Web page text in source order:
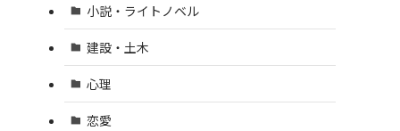
小説・ライトノベル
建設・土木
心理
恋愛